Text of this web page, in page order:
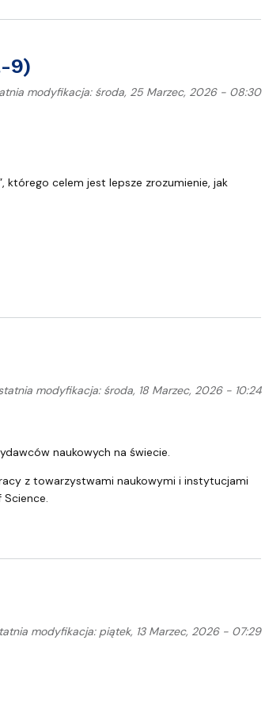
9)
modyfikacja: środa, 25 Marzec, 2026 - 08:30
którego celem jest lepsze zrozumienie, jak
modyfikacja: środa, 18 Marzec, 2026 - 10:24
naukowych na świecie.
z towarzystwami naukowymi i instytucjami
modyfikacja: piątek, 13 Marzec, 2026 - 07:29